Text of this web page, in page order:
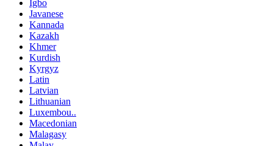
Igbo
Javanese
Kannada
Kazakh
Khmer
Kurdish
Kyrgyz
Latin
Latvian
Lithuanian
Luxembou..
Macedonian
Malagasy